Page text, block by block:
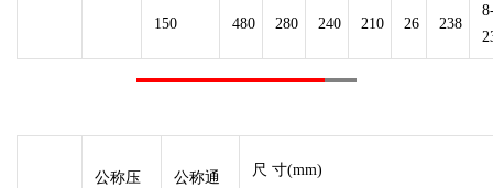
150 480 280 240 210 26 238
公称压
公称通
尺 寸(mm)